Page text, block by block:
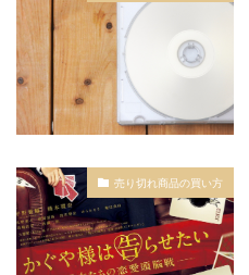
売り切れ商品の買い方